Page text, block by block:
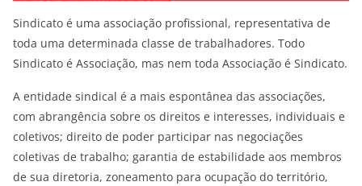
Sindicato é uma associação profissional, representativa de
toda uma determinada classe de trabalhadores. Todo
Sindicato é Associação, mas nem toda Associação é Sindicato.
A entidade sindical é a mais espontânea das associações,
com abrangência sobre os direitos e interesses, individuais e
coletivos; direito de poder participar nas negociações
coletivas de trabalho; garantia de estabilidade aos membros
de sua diretoria, zoneamento para ocupação do território,